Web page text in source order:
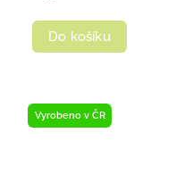
Do košíku
Vyrobeno v ČR